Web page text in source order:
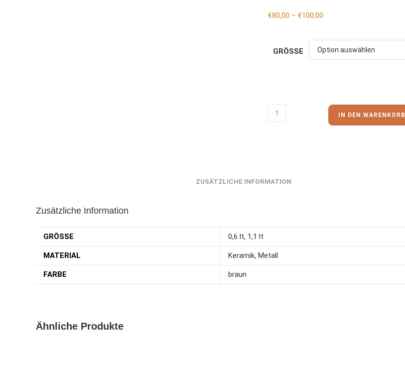
€80,00 –€100,00
GRÖSSE
IN DEN WARENKORB
ZUSÄTZLICHE INFORMATION
Zusätzliche Information
GRÖSSE 0,6 lt, 1,1 lt
MATERIAL Keramik, Metall
FARBE braun
Ähnliche Produkte